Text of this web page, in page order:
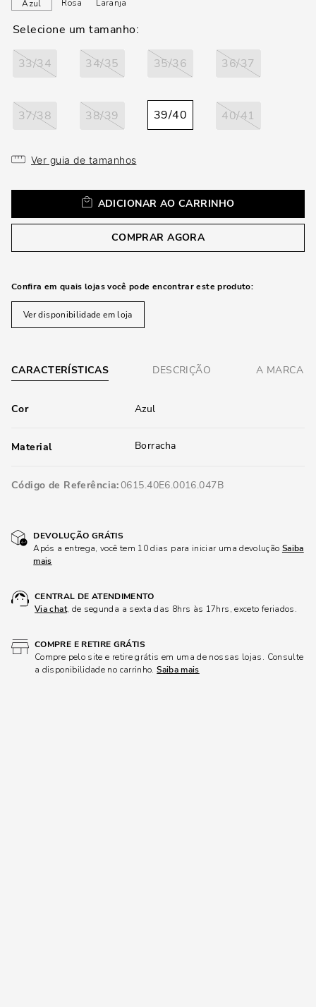
Azul Rosa Laranja
33/34 34/35 35/36 36/37
37/38 38/39 39/40 40/41
Ver guia de tamanhos
ADICIONAR AO CARRINHO
COMPRAR AGORA
Confira em quais lojas você pode encontrar este produto:
Ver disponibilidade em loja
CARACTERÍSTICAS DESCRIÇÃO A MARCA
Cor Azul
Material Borracha
Código de Referência 0615.40E6.0016.047B
DEVOLUÇÃO GRÁTIS
Após a entrega, você tem 10 dias para iniciar uma devolução Saiba
mais
CENTRAL DE ATENDIMENTO
Via chat, de segunda a sexta das 8hrs às 17hrs, exceto feriados.
COMPRE E RETIRE GRÁTIS
Compre pelo site e retire grátis em uma de nossas lojas. Consulte
a disponibilidade no carrinho.Saiba mais